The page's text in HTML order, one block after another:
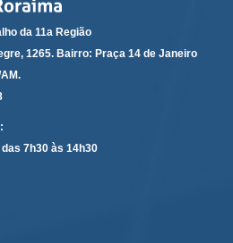
Trabalhista
de Dados - LGPD
Cidadania
da 11a Região
1265. Bairro: Praça 14 de Janeiro
7h30 às 14h30